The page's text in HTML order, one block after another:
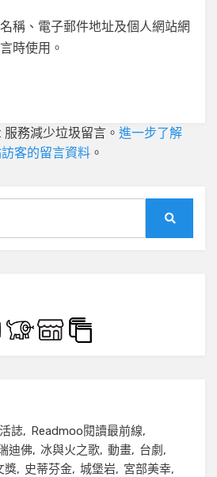
稱、電子郵件地址及個人網站網
時使用。
務減少垃圾留言。 進一步了解
客的留言資料 。
誌
Readmoo閱讀最前線
迪佛 冰與火之歌 動畫
台劇
獎
史蒂芬金 城堡岩
宮部美幸